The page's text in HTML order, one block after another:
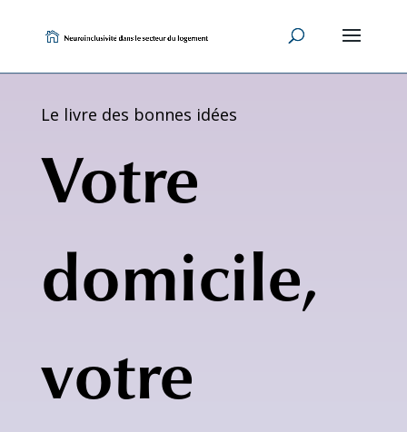
content
Le livre des bonnes idées
Votre
domicile,
votre